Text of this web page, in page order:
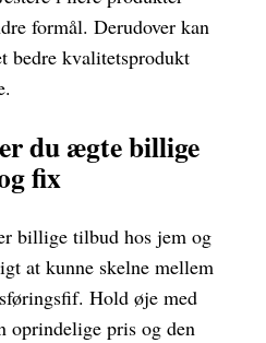
formål. Derudover kan
bedre kvalitetsprodukt
du ægte billige
fix
billige tilbud hos jem og
at kunne skelne mellem
Hold øje med
oprindelige pris og den